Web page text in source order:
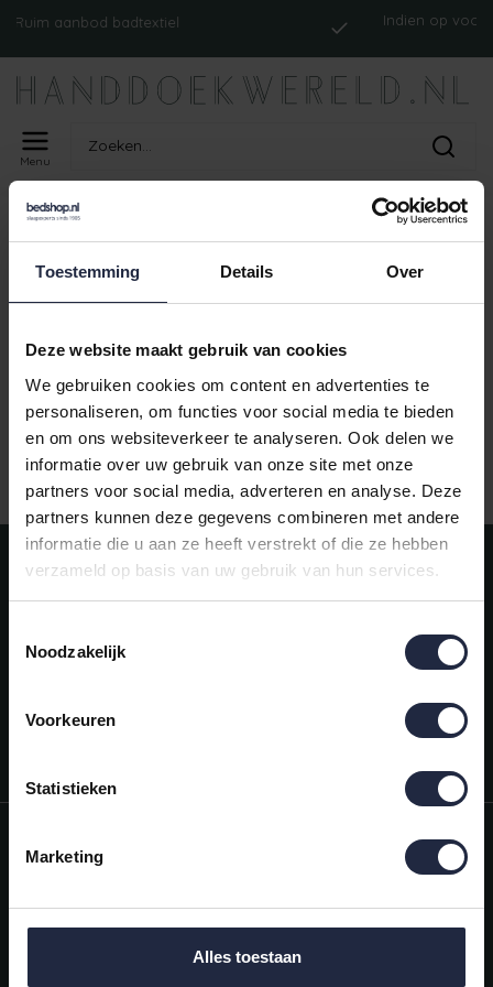
Toestemming Details Over
Deze website maakt gebruik van cookies
We gebruiken cookies om content en advertenties te
personaliseren, om functies voor social media te bieden
en om ons websiteverkeer te analyseren. Ook delen we
informatie over uw gebruik van onze site met onze
partners voor social media, adverteren en analyse. Deze
partners kunnen deze gegevens combineren met andere
informatie die u aan ze heeft verstrekt of die ze hebben
verzameld op basis van uw gebruik van hun services.
Noodzakelijk
Voorkeuren
Statistieken
Marketing
Alles toestaan
aanbod badtextiel Indien op
Menu
Home
PRODUCTEN GETAGD MET
ISM_ABYSSAUROREBADMAT_FOREST
Geen producten gevonden!
aanbod badtextiel Indien op
Meld je aan voor onze nieuwsbrief!
AANMELDEN
Mijn account
Categorieën